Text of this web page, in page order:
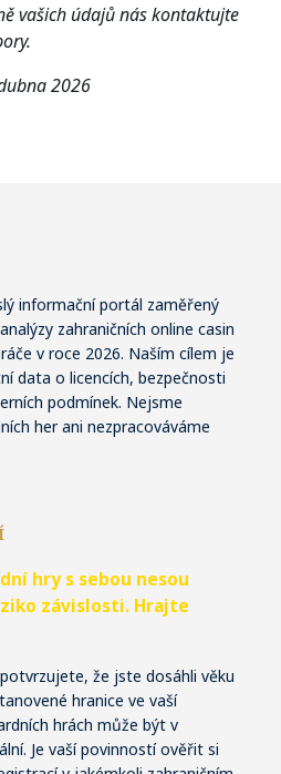
vašich údajů nás kontaktujte
2026
informační portál zaměřený
zahraničních online casin
v roce 2026. Naším cílem je
data o licencích, bezpečnosti
podmínek. Nejsme
her ani nezpracováváme
hry s sebou nesou
závislosti. Hrajte
že jste dosáhli věku
hranice ve vaší
hrách může být v
Je vaší povinností ověřit si